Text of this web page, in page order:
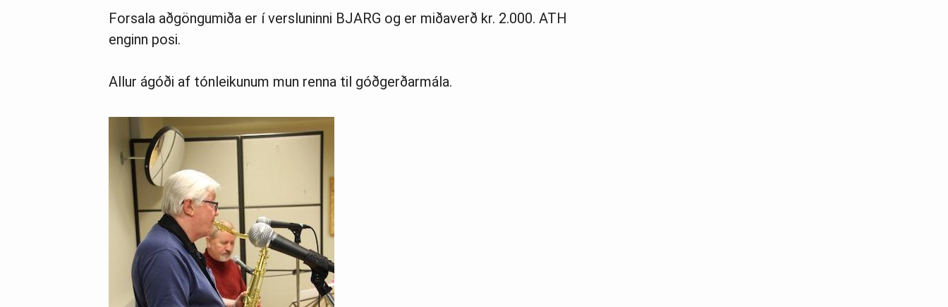
Forsala aðgöngumiða er í versluninni BJARG og er miðaverð kr. 2.000. ATH
enginn posi.
Allur ágóði af tónleikunum mun renna til góðgerðarmála.